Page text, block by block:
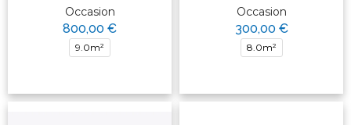
Occasion
800,00 €
9.0m²
Occasion
300,00 €
8.0m²